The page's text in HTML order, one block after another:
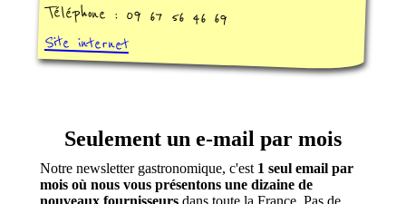
Téléphone : 09 67 56 46 69
Site internet
Seulement un e-mail par mois
Notre newsletter gastronomique, c'est 1 seul email par
mois où nous vous présentons une dizaine de
nouveaux fournisseurs dans toute la France. Pas de